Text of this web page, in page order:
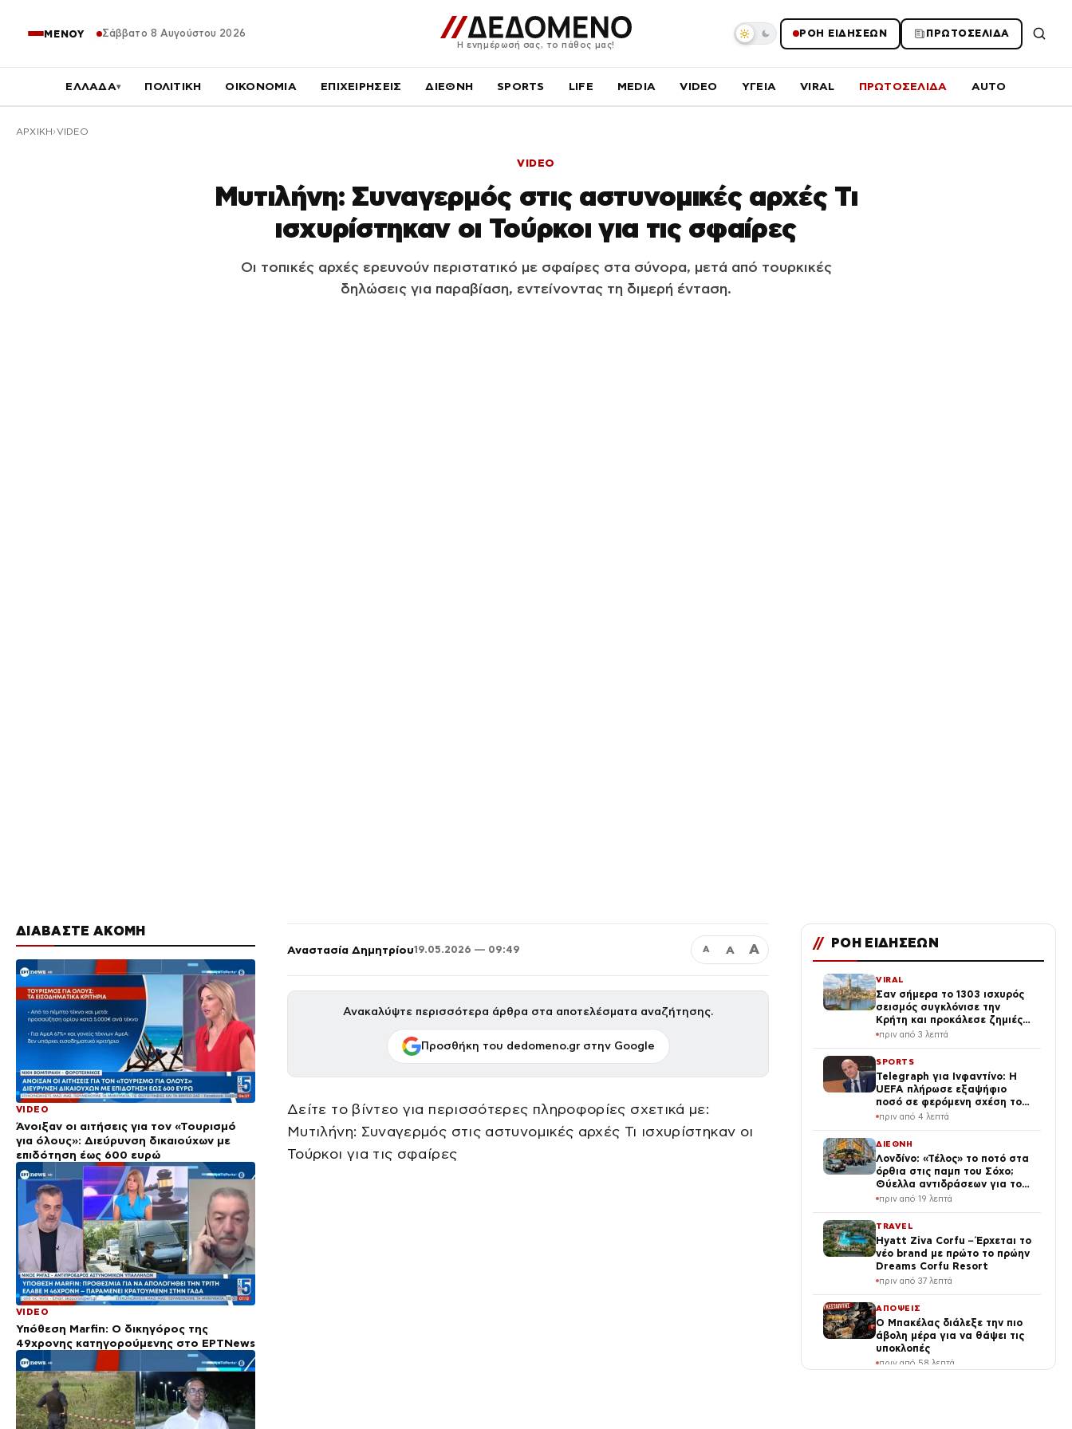
ΜΕΝΟΥ Σάββατο 8 Αυγούστου 2026
Η ενημέρωσή σας, το πάθος μας!
ΡΟΗ ΕΙΔΗΣΕΩΝ ΠΡΩΤΟΣΕΛΙΔΑ
ΕΛΛΑΔΑ▾ ΠΟΛΙΤΙΚΗ ΟΙΚΟΝΟΜΙΑ ΕΠΙΧΕΙΡΗΣΕΙΣ ΔΙΕΘΝΗ SPORTS LIFE MEDIA VIDEO ΥΓΕΙΑ VIRAL ΠΡΩΤΟΣΕΛΙΔΑ AUTO
ΑΡΧΙΚΉ VIDEO
VIDEO
Μυτιλήνη: Συναγερμός στις αστυνομικές αρχές Τι
ισχυρίστηκαν οι Τούρκοι για τις σφαίρες
Οι τοπικές αρχές ερευνούν περιστατικό με σφαίρες στα σύνορα, μετά από τουρκικές
δηλώσεις για παραβίαση, εντείνοντας τη διμερή ένταση.
ΔΙΑΒΑΣΤΕ ΑΚΟΜΗ
VIDEO
Άνοιξαν οι αιτήσεις για τον «Τουρισμό
για όλους»: Διεύρυνση δικαιούχων με
επιδότηση έως 600 ευρώ
VIDEO
Υπόθεση Marfin: Ο δικηγόρος της
49χρονης κατηγορούμενης στο ΕΡΤNews
Αναστασία Δημητρίου19.05.2026 — 09:49 Α Α Α
Ανακαλύψτε περισσότερα άρθρα στα αποτελέσματα αναζήτησης.
Προσθήκη του dedomeno.gr στην Google
Δείτε το βίντεο για περισσότερες πληροφορίες σχετικά με:
Μυτιλήνη: Συναγερμός στις αστυνομικές αρχές Τι ισχυρίστηκαν οι
Τούρκοι για τις σφαίρες
// ΡΟΗ ΕΙΔΗΣΕΩΝ
VIRAL
Σαν σήμερα το 1303 ισχυρός
σεισμός συγκλόνισε την
Κρήτη και προκάλεσε ζημιές
στον Φάρο της Αλεξάνδρειας
πριν από 3 λεπτά
SPORTS
Telegraph για Ινφαντίνο: Η
UEFA πλήρωσε εξαψήφιο
ποσό σε φερόμενη σχέση του
προέδρου της FIFA
πριν από 4 λεπτά
ΔΙΕΘΝΗ
Λονδίνο: «Τέλος» το ποτό στα
όρθια στις παμπ του Σόχο;
Θύελλα αντιδράσεων για το
νέο σχέδιο
πριν από 19 λεπτά
TRAVEL
Hyatt Ziva Corfu – Έρχεται το
νέο brand με πρώτο το πρώην
Dreams Corfu Resort
πριν από 37 λεπτά
ΑΠΟΨΕΙΣ
Ο Μπακέλας διάλεξε την πιο
άβολη μέρα για να θάψει τις
υποκλοπές
πριν από 58 λεπτά